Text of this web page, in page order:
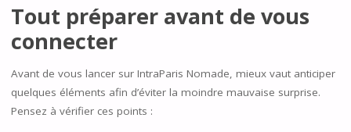
Tout préparer avant de vous
connecter
Avant de vous lancer sur IntraParis Nomade, mieux vaut anticiper
quelques éléments afin d’éviter la moindre mauvaise surprise.
Pensez à vérifier ces points :